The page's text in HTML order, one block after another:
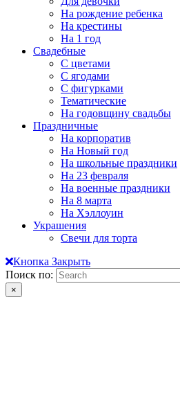
На рождение ребенка
На крестины
На 1 год
Свадебные
С цветами
С ягодами
С фигурками
Тематические
На годовщину свадьбы
Праздничные
На корпоратив
На Новый год
На школьные праздники
На 23 февраля
На военные праздники
На 8 марта
На Хэллоуин
Украшения
Свечи для торта
Кнопка Закрыть
Поиск по:
×